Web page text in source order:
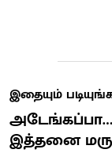
இதையும்
இத்தனை